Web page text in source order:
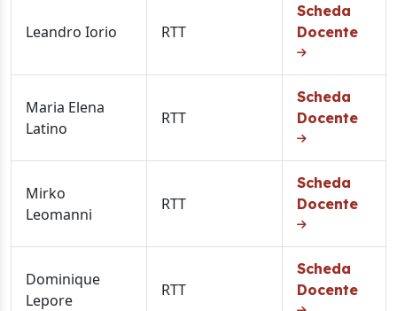
Leandro Iorio RTT
Scheda
Docente
Maria Elena
Latino
RTT
Scheda
Docente
Mirko
Leomanni
RTT
Scheda
Docente
Dominique
Lepore
RTT
Scheda
Docente